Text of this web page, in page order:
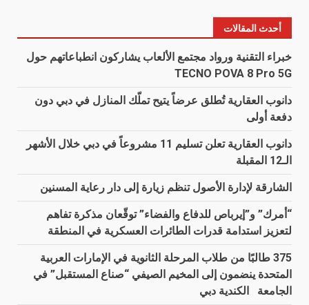
أحدث المقالات
خبراء التقنية ورواد مجتمع الألعاب يشاركون انطباعاتهم حول
TECNO POVA 8 Pro 5G
دانوب العقارية تُطلق عرضاً يتيح تملّك المنازل في دبي دون
دفعة أولى
دانوب العقارية تعلن تسليم 11 مشروعاً في دبي خلال الأشهر
الـ12 المقبلة
الشارقة لإدارة الأصول تنظم زيارة إلى دار رعاية المسنين
“أمرك” و”إيرباص للدفاع والفضاء” توقّعان مذكرة تفاهم
لتعزيز استدامة قدرات الطائرات العسكرية في المنطقة
375 طالبًا من طلاب المرحلة الثانوية في الإمارات العربية
المتحدة ينضمون إلى المخيم الصيفي “صناع المستقبل” في
الجامعة الكندية دبي